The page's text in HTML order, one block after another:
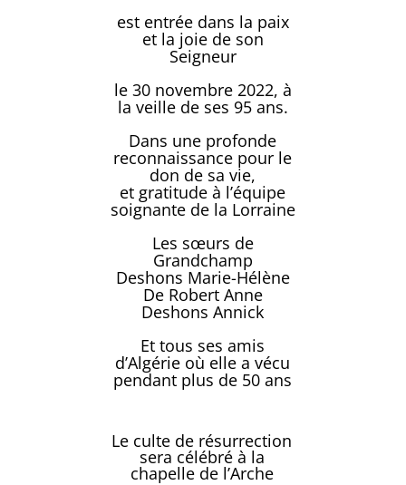
est entrée dans la paix
et la joie de son
Seigneur
le 30 novembre 2022, à
la veille de ses 95 ans.
Dans une profonde
reconnaissance pour le
don de sa vie,
et gratitude à l’équipe
soignante de la Lorraine
Les sœurs de
Grandchamp
Deshons Marie-Hélène
De Robert Anne
Deshons Annick
Et tous ses amis
d’Algérie où elle a vécu
pendant plus de 50 ans
Le culte de résurrection
sera célébré à la
chapelle de l’Arche